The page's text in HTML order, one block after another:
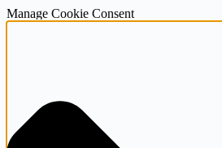
Manage Cookie Consent